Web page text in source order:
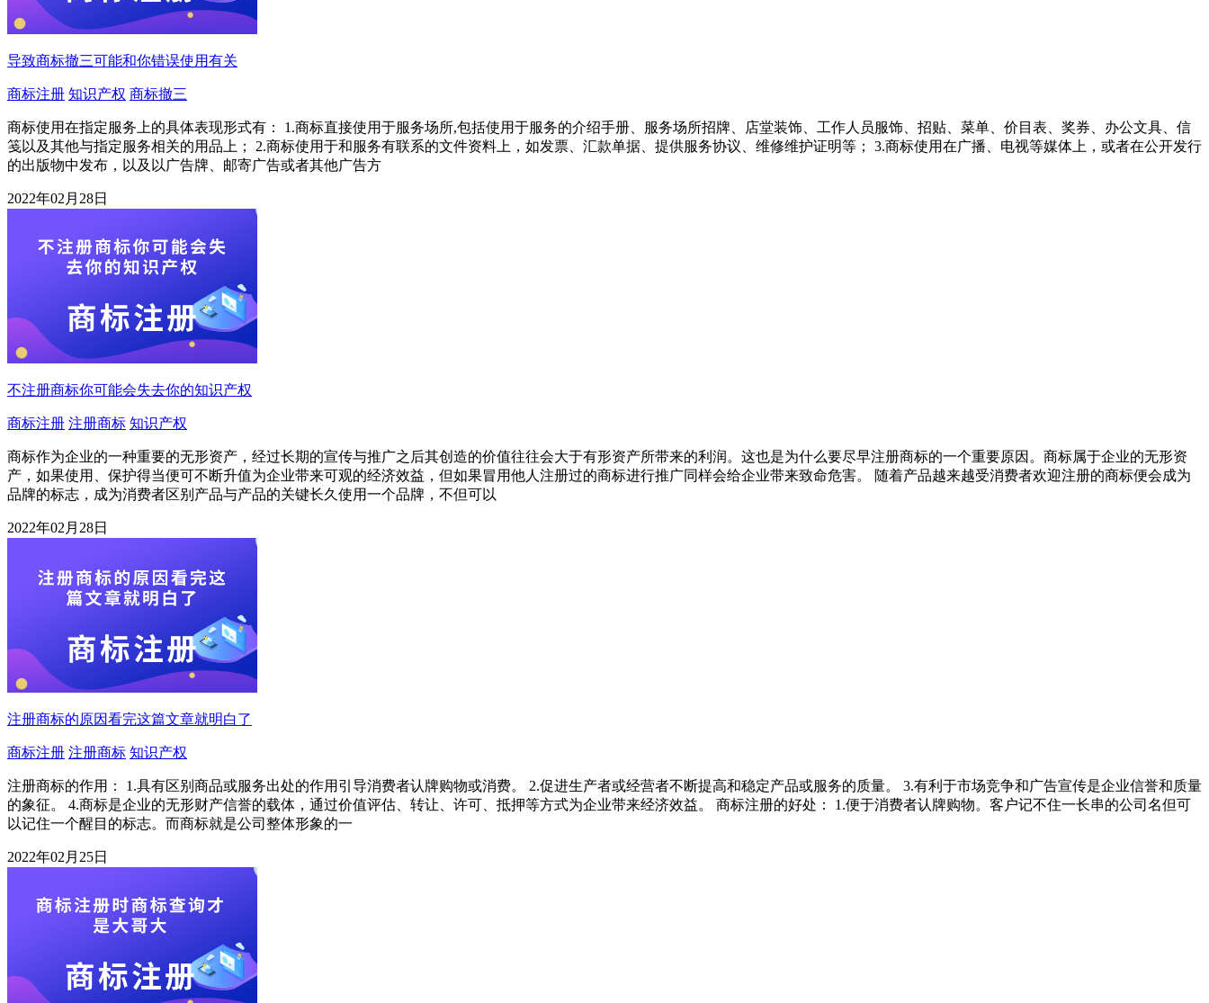
导致商标撤三可能和你错误使用有关
商标注册 知识产权 商标撤三
商标使用在指定服务上的具体表现形式有： 1.商标直接使用于服务场所,包括使用于服务的介绍手册、服务场所招牌、店堂装饰、工作人员服饰、招贴、菜单、价目表、奖券、办公文具、信
笺以及其他与指定服务相关的用品上； 2.商标使用于和服务有联系的文件资料上，如发票、汇款单据、提供服务协议、维修维护证明等； 3.商标使用在广播、电视等媒体上，或者在公开发行
的出版物中发布，以及以广告牌、邮寄广告或者其他广告方
2022年02月28日
不注册商标你可能会失去你的知识产权
商标注册 注册商标 知识产权
商标作为企业的一种重要的无形资产，经过长期的宣传与推广之后其创造的价值往往会大于有形资产所带来的利润。这也是为什么要尽早注册商标的一个重要原因。商标属于企业的无形资
产，如果使用、保护得当便可不断升值为企业带来可观的经济效益，但如果冒用他人注册过的商标进行推广同样会给企业带来致命危害。 随着产品越来越受消费者欢迎注册的商标便会成为
品牌的标志，成为消费者区别产品与产品的关键长久使用一个品牌，不但可以
2022年02月28日
注册商标的原因看完这篇文章就明白了
商标注册 注册商标 知识产权
注册商标的作用： 1.具有区别商品或服务出处的作用引导消费者认牌购物或消费。 2.促进生产者或经营者不断提高和稳定产品或服务的质量。 3.有利于市场竞争和广告宣传是企业信誉和质量
的象征。 4.商标是企业的无形财产信誉的载体，通过价值评估、转让、许可、抵押等方式为企业带来经济效益。 商标注册的好处： 1.便于消费者认牌购物。客户记不住一长串的公司名但可
以记住一个醒目的标志。而商标就是公司整体形象的一
2022年02月25日